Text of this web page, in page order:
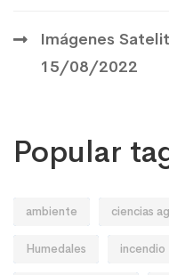
Imágenes
15/08/2022
Popular
ambiente ciencias
Humedales incendio